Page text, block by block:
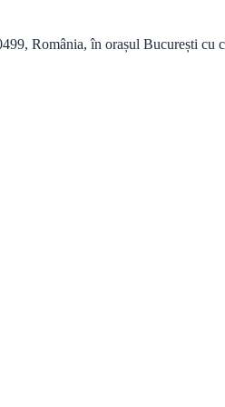
România, în orașul București